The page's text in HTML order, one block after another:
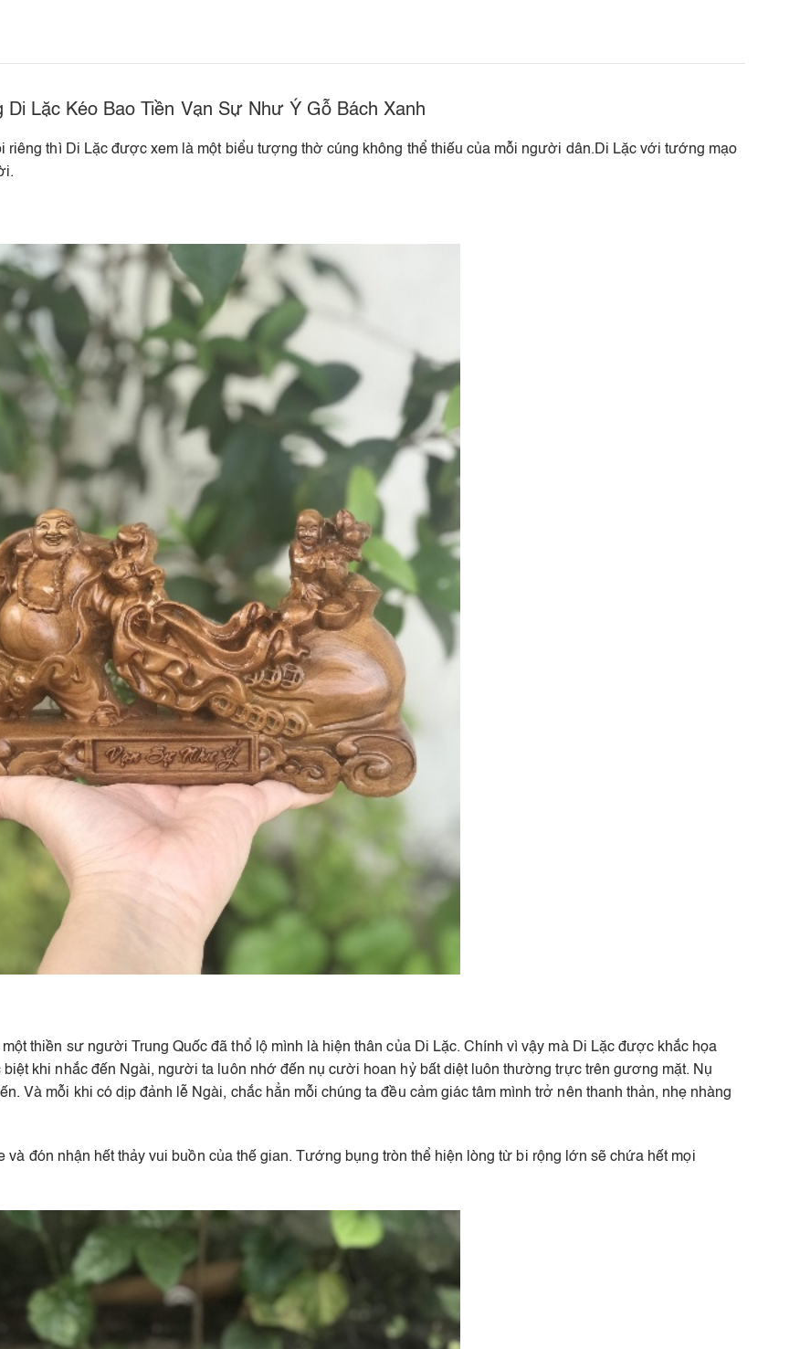
Di Lặc Kéo Bao Tiền Vạn Sự Như Ý Gỗ Bách Xanh
riêng thì Di Lặc được xem là một biểu tượng thờ cúng không thể thiếu của mỗi người dân.Di Lặc với tướng mạo
thiền sư người Trung Quốc đã thổ lộ mình là hiện thân của Di Lặc. Chính vì vậy mà Di Lặc được khắc họa
khi nhắc đến Ngài, người ta luôn nhớ đến nụ cười hoan hỷ bất diệt luôn thường trực trên gương mặt. Nụ
Và mỗi khi có dịp đảnh lễ Ngài, chắc hẳn mỗi chúng ta đều cảm giác tâm mình trở nên thanh thản, nhẹ nhàng
đón nhận hết thảy vui buồn của thế gian. Tướng bụng tròn thể hiện lòng từ bi rộng lớn sẽ chứa hết mọi